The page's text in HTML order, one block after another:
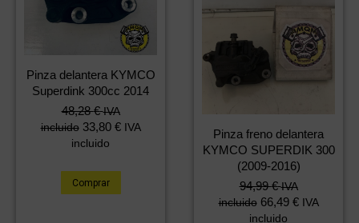
Pinza delantera KYMCO
Superdink 300cc 2014
48,28€ IVA
incluido 33,80 € IVA
incluido
Comprar
Pinza freno delantera
KYMCO SUPERDIK 300
(2009-2016)
94,99€ IVA
incluido 66,49 € IVA
incluido